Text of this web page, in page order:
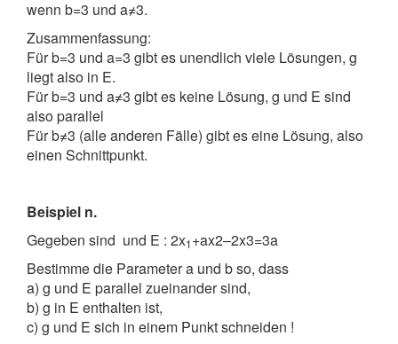
wenn b=3 und a≠3.
Zusammenfassung:
Für b=3 und a=3 gibt es unendlich viele Lösungen, g
liegt also in E.
Für b=3 und a≠3 gibt es keine Lösung, g und E sind
also parallel
Für b≠3 (alle anderen Fälle) gibt es eine Lösung, also
einen Schnittpunkt.
Beispiel n.
Gegeben sind und E : 2x1+ax2–2x3=3a
Bestimme die Parameter a und b so, dass
a) g und E parallel zueinander sind,
b) g in E enthalten ist,
c) g und E sich in einem Punkt schneiden !